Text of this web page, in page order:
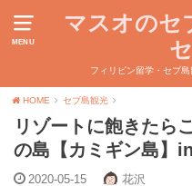
MENU
マスオのセ
フィリピン留学・セブ
HOME セブ島観光
リゾートに飽きたら
の島【カミギン島】
2020-05-15 花沢